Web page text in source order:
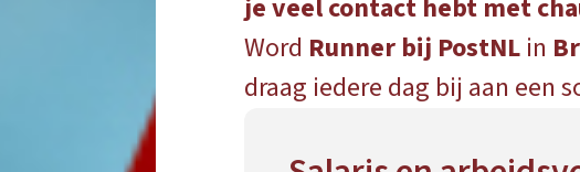
je veel contact hebt met
Word Runner bij PostNL in
draag iedere dag bij aan een